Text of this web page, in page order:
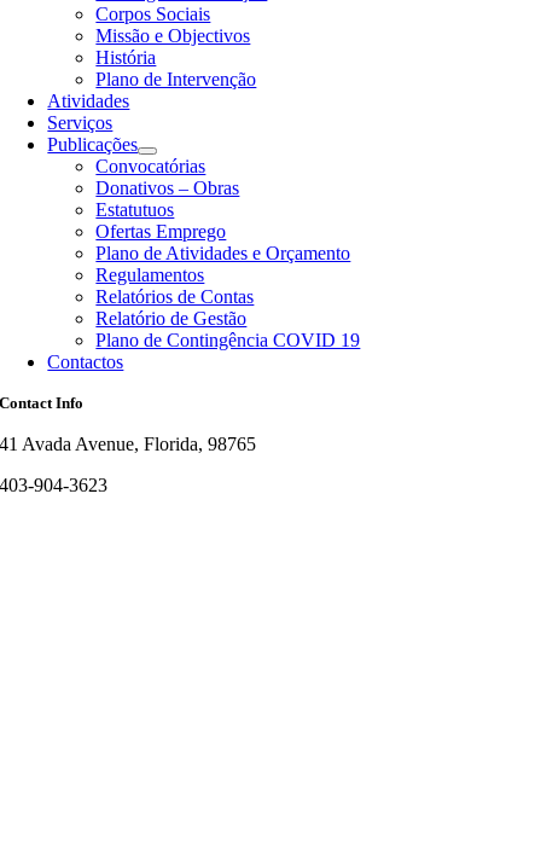
Corpos Sociais
Missão e Objectivos
História
Plano de Intervenção
Atividades
Serviços
Publicações
Convocatórias
Donativos – Obras
Estatutuos
Ofertas Emprego
Plano de Atividades e Orçamento
Regulamentos
Relatórios de Contas
Relatório de Gestão
Plano de Contingência COVID 19
Contactos
Contact Info
41 Avada Avenue, Florida, 98765
403-904-3623